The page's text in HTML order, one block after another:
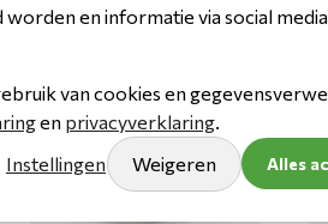
Houd mij op de hoogte
en informatie via social
van cookies en
en privacyverklaring
Instellingen
Weigeren Alles